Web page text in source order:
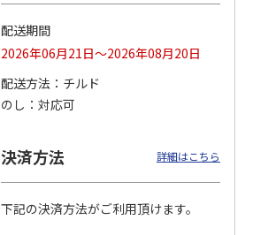
【グリーティング切
円…
4.8（11）
5,500円
4.6（7）
11,000円
配送期間
2026年06月21日～2026年08月20日
配送方法
チルド
のし
対応可
決済方法 詳細はこちら
下記の決済方法がご利用頂けます。